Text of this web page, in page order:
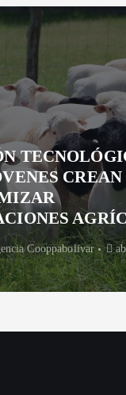
Cooppabolivar